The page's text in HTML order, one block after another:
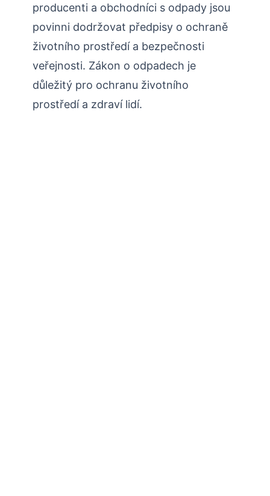
producenti a obchodníci s odpady jsou
povinni dodržovat předpisy o ochraně
životního prostředí a bezpečnosti
veřejnosti. Zákon o odpadech je
důležitý pro ochranu životního
prostředí a zdraví lidí.